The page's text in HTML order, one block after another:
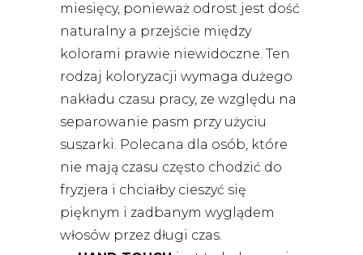
miesięcy, ponieważ odrost jest dość
naturalny a przejście między
kolorami prawie niewidoczne. Ten
rodzaj koloryzacji wymaga dużego
nakładu czasu pracy, ze względu na
separowanie pasm przy użyciu
suszarki. Polecana dla osób, które
nie mają czasu często chodzić do
fryzjera i chciałby cieszyć się
pięknym i zadbanym wyglądem
włosów przez długi czas.